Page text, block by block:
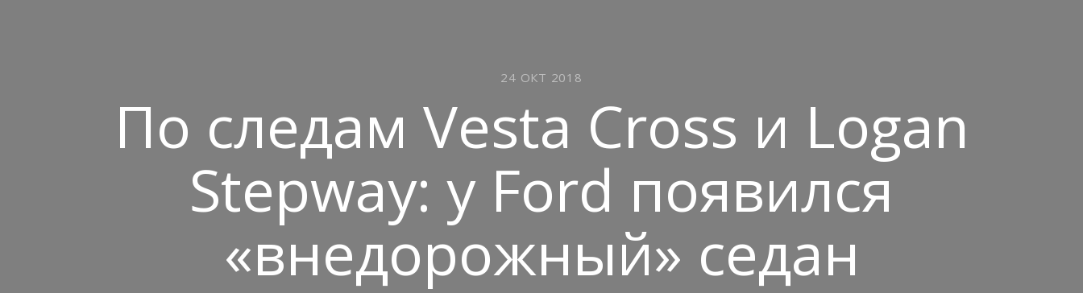
24 ОКТ 2018
По следам Vesta Cross и Logan
Stepway: у Ford появился
«внедорожный» седан